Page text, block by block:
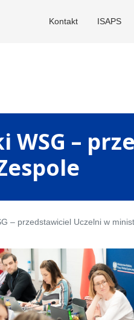
Kontakt ISAPS
WSG –
– przedstawiciel Uczelni w